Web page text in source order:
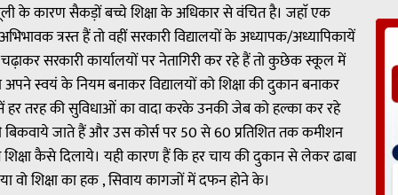
के कारण सैकड़ों बच्चे शिक्षा के अधिकार से वंचित है। जहाॅ एक
त्रस्त हैं तो वहीं सरकारी विद्यालयों के अध्यापक/अध्यापिकायें
सरकारी कार्यालयों पर नेतागिरी कर रहे हैं तो कुछेक स्कूल में
स्वयं के नियम बनाकर विद्यालयों को शिक्षा की दुकान बनाकर
तरह की सुविधाओं का वादा करके उनकी जेब को हल्का कर रहे
बिकवाये जाते हैं और उस कोर्स पर 50 से 60 प्रतिशित तक कमीशन
कैसे दिलाये। यही कारण हैं कि हर चाय की दुकान से लेकर ढाबा
वो शिक्षा का हक , सिवाय कागजों में दफन होने के।